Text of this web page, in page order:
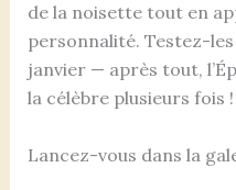
de la noisette tout en
personnalité. Testez-
janvier — après tout,
la célèbre plusieurs fois !
Lancez-vous dans la